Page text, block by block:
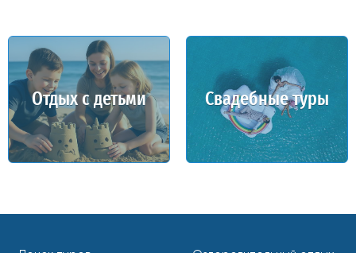
Отдых с детьми Свадебные туры